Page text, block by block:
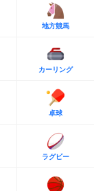
地方競馬
カーリング
卓球
ラグビー